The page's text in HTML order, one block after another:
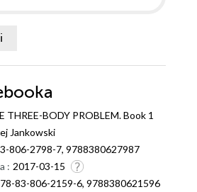
THREE-BODY PROBLEM. Book 1
Jankowski
806-2798-7, 9788380627987
: 2017-03-15
83-806-2159-6, 9788380621596